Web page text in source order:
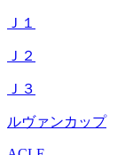
Ｊ１
Ｊ２
Ｊ３
ルヴァンカップ